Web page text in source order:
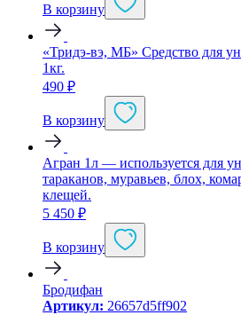
В корзину
«Тридэ-вэ, МБ» Средство для
1кг.
490 ₽
В корзину
Агран 1л — используется для
тараканов, муравьев, блох,
клещей.
5 450 ₽
В корзину
Бродифан
Артикул: 26657d5ff902